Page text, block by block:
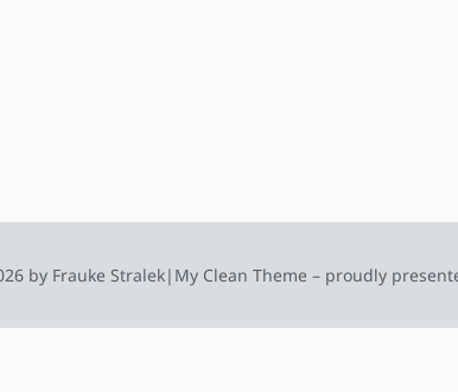
by Frauke Stralek| My Clean Theme – proudly